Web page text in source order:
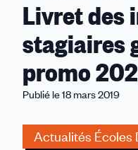
êtes
ici
Livret des
stagiaires
promo
Publié le 18 mars 2019
Actualités Écoles